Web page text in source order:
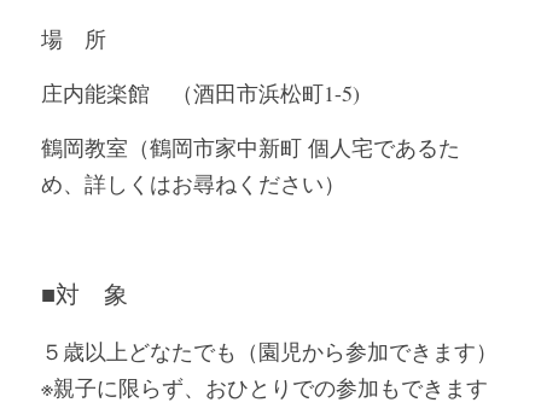
場　所
庄内能楽館　（酒田市浜松町1-5)
鶴岡教室（鶴岡市家中新町 個人宅であるた
め、詳しくはお尋ねください）
■対　象
５歳以上どなたでも（園児から参加できます）
※親子に限らず、おひとりでの参加もできます